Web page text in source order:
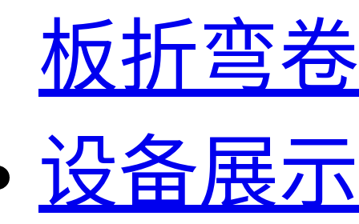
板折弯
设备展示